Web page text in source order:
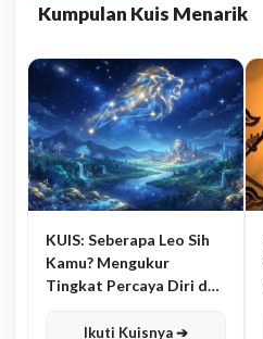
Kumpulan Kuis Menarik
KUIS: Seberapa Leo Sih
Kamu? Mengukur
Tingkat Percaya Diri dan
Ikuti Kuisnya ➔